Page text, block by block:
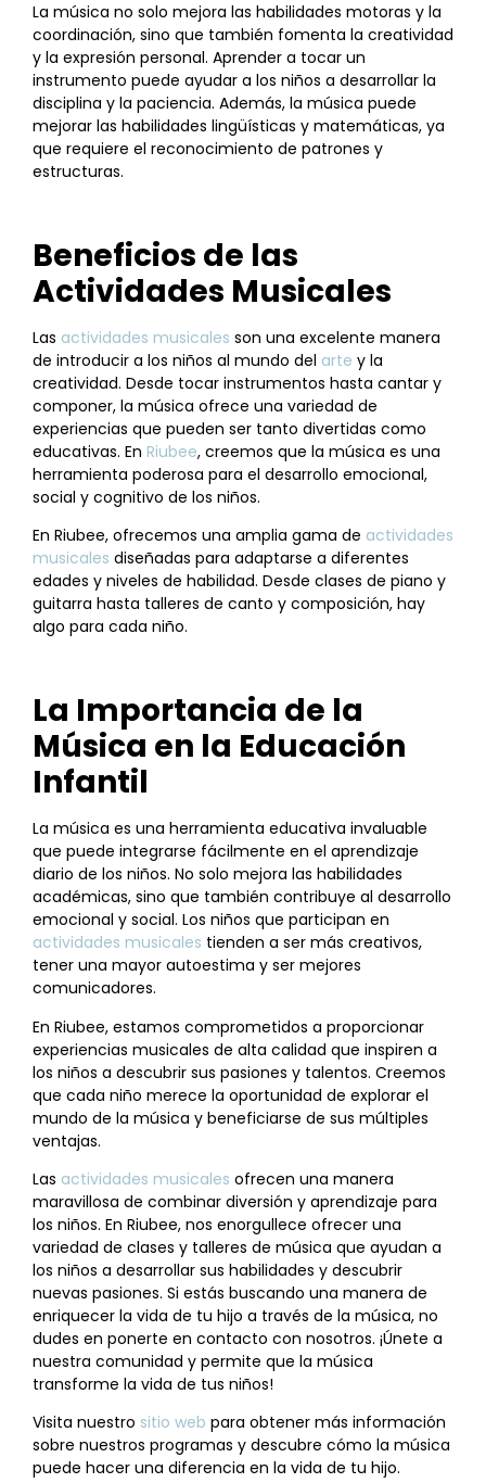
La música no solo mejora las habilidades motoras y la
coordinación, sino que también fomenta la creatividad
y la expresión personal. Aprender a tocar un
instrumento puede ayudar a los niños a desarrollar la
disciplina y la paciencia. Además, la música puede
mejorar las habilidades lingüísticas y matemáticas, ya
que requiere el reconocimiento de patrones y
estructuras.
Beneficios de las
Actividades Musicales
Las actividades musicales son una excelente manera
de introducir a los niños al mundo del arte y la
creatividad. Desde tocar instrumentos hasta cantar y
componer, la música ofrece una variedad de
experiencias que pueden ser tanto divertidas como
educativas. En Riubee, creemos que la música es una
herramienta poderosa para el desarrollo emocional,
social y cognitivo de los niños.
En Riubee, ofrecemos una amplia gama de actividades
musicales diseñadas para adaptarse a diferentes
edades y niveles de habilidad. Desde clases de piano y
guitarra hasta talleres de canto y composición, hay
algo para cada niño.
La Importancia de la
Música en la Educación
Infantil
La música es una herramienta educativa invaluable
que puede integrarse fácilmente en el aprendizaje
diario de los niños. No solo mejora las habilidades
académicas, sino que también contribuye al desarrollo
emocional y social. Los niños que participan en
actividades musicales tienden a ser más creativos,
tener una mayor autoestima y ser mejores
comunicadores.
En Riubee, estamos comprometidos a proporcionar
experiencias musicales de alta calidad que inspiren a
los niños a descubrir sus pasiones y talentos. Creemos
que cada niño merece la oportunidad de explorar el
mundo de la música y beneficiarse de sus múltiples
ventajas.
Las actividades musicales ofrecen una manera
maravillosa de combinar diversión y aprendizaje para
los niños. En Riubee, nos enorgullece ofrecer una
variedad de clases y talleres de música que ayudan a
los niños a desarrollar sus habilidades y descubrir
nuevas pasiones. Si estás buscando una manera de
enriquecer la vida de tu hijo a través de la música, no
dudes en ponerte en contacto con nosotros. ¡Únete a
nuestra comunidad y permite que la música
transforme la vida de tus niños!
Visita nuestro sitio web para obtener más información
sobre nuestros programas y descubre cómo la música
puede hacer una diferencia en la vida de tu hijo.